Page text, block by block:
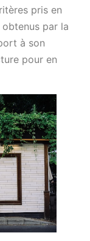
pris en
par la
à son
pour en